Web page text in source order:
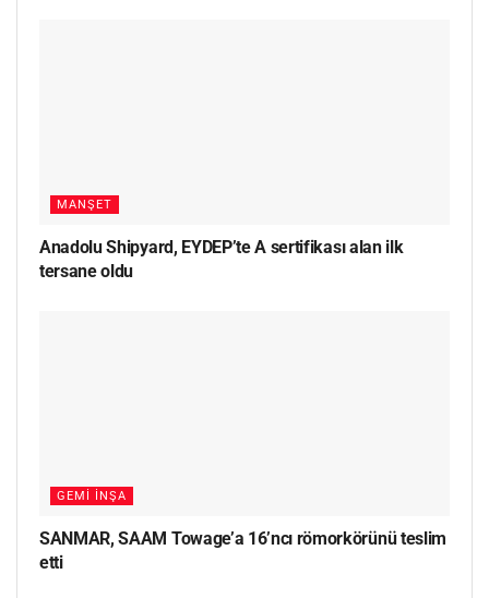
MANŞET
Anadolu Shipyard, EYDEP’te A sertifikası alan ilk
tersane oldu
GEMI İNŞA
SANMAR, SAAM Towage’a 16’ncı römorkörünü teslim
etti